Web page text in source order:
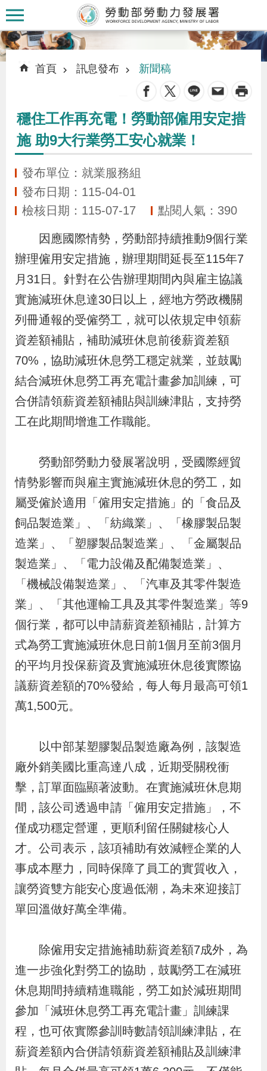
跳到主要內容區塊
認
識
署
訊
發
布
民
服
務
業
務
線
上
申
辦
導
專
區
相
關
連
網
站
導
覽
民
意
信
箱
文
字
客
服
統
計
資
訊
E
n
g
l
s
h
回
首
頁
R
S
S
權
資
訊
安
全
:::
::: 首頁 訊息發布 新聞稿
穩住工作再充電！勞動部僱用安定措
施 助9大行業勞工安心就業！
發布單位：就業服務組
發布日期：115-04-01
檢核日期：115-07-17
點閱人氣：390
因應國際情勢，勞動部持續推動9個行業
辦理僱用安定措施，辦理期間延長至115年7
月31日。針對在公告辦理期間內與雇主協議
實施減班休息達30日以上，經地方勞政機關
列冊通報的受僱勞工，就可以依規定申領薪
資差額補貼，補助減班休息前後薪資差額
70%，協助減班休息勞工穩定就業，並鼓勵
結合減班休息勞工再充電計畫參加訓練，可
合併請領薪資差額補貼與訓練津貼，支持勞
工在此期間增進工作職能。
勞動部勞動力發展署說明，受國際經貿
情勢影響而與雇主實施減班休息的勞工，如
屬受僱於適用「僱用安定措施」的「食品及
飼品製造業」、「紡織業」、「橡膠製品製
造業」、「塑膠製品製造業」、「金屬製品
製造業」、「電力設備及配備製造業」、
「機械設備製造業」、「汽車及其零件製造
業」、「其他運輸工具及其零件製造業」等9
個行業，都可以申請薪資差額補貼，計算方
式為勞工實施減班休息日前1個月至前3個月
的平均月投保薪資及實施減班休息後實際協
議薪資差額的70%發給，每人每月最高可領1
萬1,500元。
以中部某塑膠製品製造廠為例，該製造
廠外銷美國比重高達八成，近期受關稅衝
擊，訂單面臨顯著波動。在實施減班休息期
間，該公司透過申請「僱用安定措施」，不
僅成功穩定營運，更順利留任關鍵核心人
才。公司表示，該項補助有效減輕企業的人
事成本壓力，同時保障了員工的實質收入，
讓勞資雙方能安心度過低潮，為未來迎接訂
單回溫做好萬全準備。
除僱用安定措施補助薪資差額7成外，為
進一步強化對勞工的協助，鼓勵勞工在減班
休息期間持續精進職能，勞工如於減班期間
參加「減班休息勞工再充電計畫」訓練課
程，也可依實際參訓時數請領訓練津貼，在
薪資差額內合併請領薪資差額補貼及訓練津